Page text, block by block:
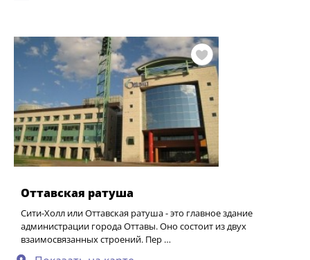
Оттавская ратуша
Сити-Холл или Оттавская ратуша - это главное здание
администрации города Оттавы. Оно состоит из двух
взаимосвязанных строений. Пер …